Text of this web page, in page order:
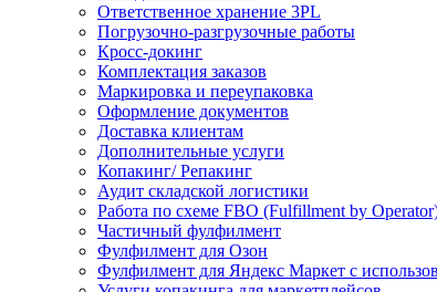
Ответственное хранение 3PL
Погрузочно-разгрузочные работы
Кросс-докинг
Комплектация заказов
Маркировка и переупаковка
Оформление документов
Доставка клиентам
Дополнительные услуги
Копакинг/ Репакинг
Аудит складской логистики
Работа по схеме FBO (Fulfillment by
Частичный фулфилмент
Фулфилмент для Озон
Фулфилмент для Яндекс Маркет с